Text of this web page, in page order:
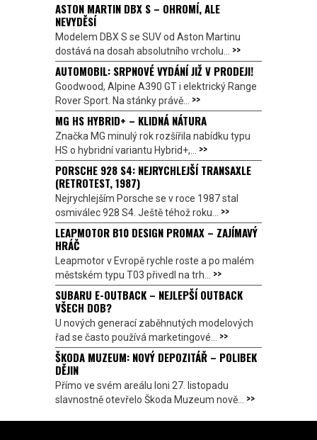
ASTON MARTIN DBX S – OHROMÍ, ALE
NEVYDĚSÍ
Modelem DBX S se SUV od Aston Martinu
dostává na dosah absolutního vrcholu... >>
AUTOMOBIL: SRPNOVÉ VYDÁNÍ JIŽ V PRODEJI!
Goodwood, Alpine A390 GT i elektrický Range
Rover Sport. Na stánky právě... >>
MG HS HYBRID+ – KLIDNÁ NÁTURA
Značka MG minulý rok rozšířila nabídku typu
HS o hybridní variantu Hybrid+,... >>
PORSCHE 928 S4: NEJRYCHLEJŠÍ TRANSAXLE
(RETROTEST, 1987)
Nejrychlejším Porsche se v roce 1987 stal
osmiválec 928 S4. Ještě téhož roku... >>
LEAPMOTOR B10 DESIGN PROMAX – ZAJÍMAVÝ
HRÁČ
Leapmotor v Evropě rychle roste a po malém
městském typu T03 přivedl na trh... >>
SUBARU E-OUTBACK – NEJLEPŠÍ OUTBACK
VŠECH DOB?
U nových generací zaběhnutých modelových
řad se často používá marketingové... >>
ŠKODA MUZEUM: NOVÝ DEPOZITÁŘ – POLIBEK
DĚJIN
Přímo ve svém areálu loni 27. listopadu
slavnostně otevřelo Škoda Muzeum nově... >>